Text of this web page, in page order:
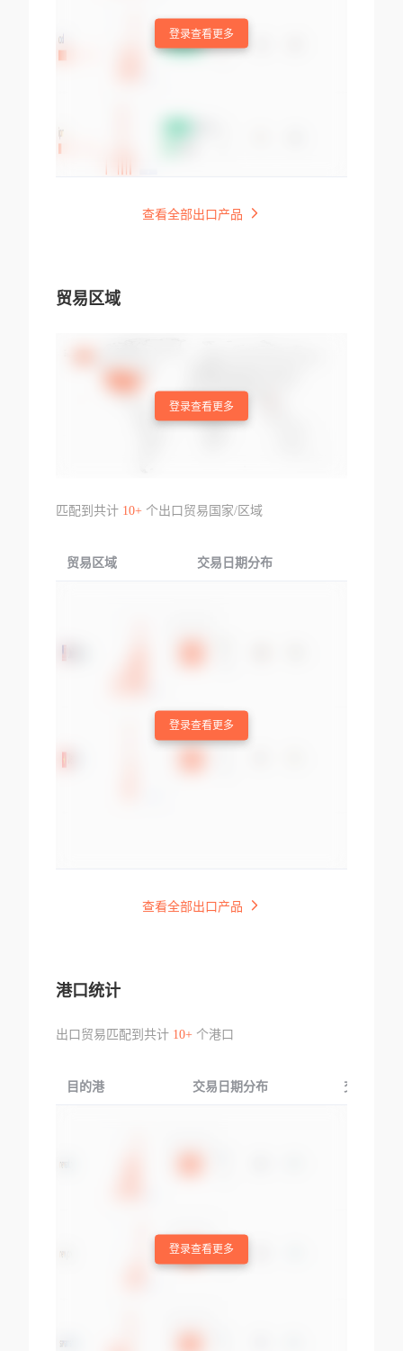
登录查看更多
查看全部出口产品
贸易区域
登录查看更多
匹配到共计 10+个出口贸易国家/区域
贸易区域 交易日期分布
登录查看更多
查看全部出口产品
港口统计
出口贸易匹配到共计 10+个港口
目的港 交易日期分布 交易产品
登录查看更多